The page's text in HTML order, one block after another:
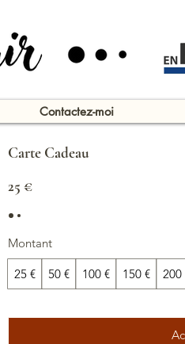
Contactez-moi
Carte Cadeau
25 €
Montant
25 € 50 € 100 € 150 € 200